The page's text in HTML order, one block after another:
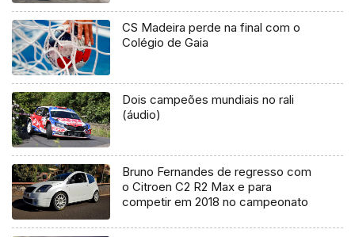
CS Madeira perde na final com o
Colégio de Gaia
Dois campeões mundiais no rali
(áudio)
Bruno Fernandes de regresso com
o Citroen C2 R2 Max e para
competir em 2018 no campeonato